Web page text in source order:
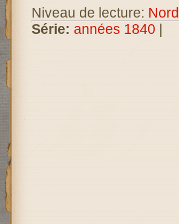
Niveau de lecture: Nord
Série: années 1840 |